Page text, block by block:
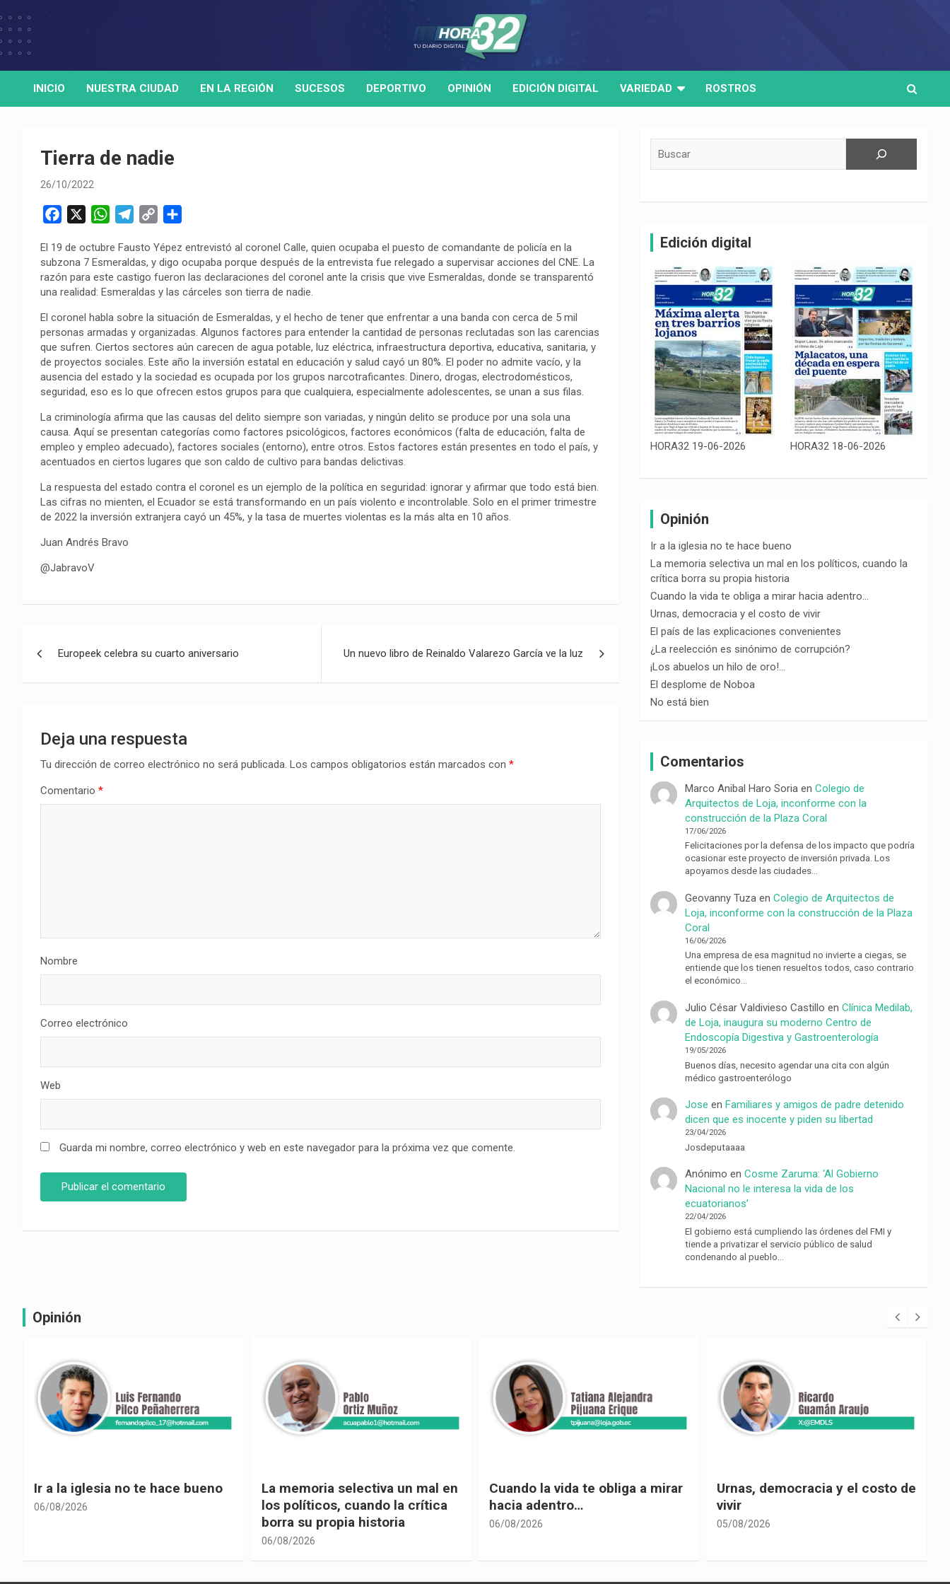
to
HORA32
Medio de comunicación digital
INICIO NUESTRA CIUDAD EN LA REGIÓN SUCESOS DEPORTIVO OPINIÓN EDICIÓN DIGITAL VARIEDAD ROSTROS
Tierra de nadie
26/10/2022
c
e
b
o
k
W
a
t
s
p
p
l
e
g
a
m
p
y
L
n
k
m
p
a
t
i
r
El 19 de octubre Fausto Yépez entrevistó al coronel Calle, quien ocupaba el puesto de comandante de policía en la
subzona 7 Esmeraldas, y digo ocupaba porque después de la entrevista fue relegado a supervisar acciones del CNE. La
razón para este castigo fueron las declaraciones del coronel ante la crisis que vive Esmeraldas, donde se transparentó
una realidad: Esmeraldas y las cárceles son tierra de nadie.
El coronel habla sobre la situación de Esmeraldas, y el hecho de tener que enfrentar a una banda con cerca de 5 mil
personas armadas y organizadas. Algunos factores para entender la cantidad de personas reclutadas son las carencias
que sufren. Ciertos sectores aún carecen de agua potable, luz eléctrica, infraestructura deportiva, educativa, sanitaria, y
de proyectos sociales. Este año la inversión estatal en educación y salud cayó un 80%. El poder no admite vacío, y la
ausencia del estado y la sociedad es ocupada por los grupos narcotraficantes. Dinero, drogas, electrodomésticos,
seguridad, eso es lo que ofrecen estos grupos para que cualquiera, especialmente adolescentes, se unan a sus filas.
La criminología afirma que las causas del delito siempre son variadas, y ningún delito se produce por una sola una
causa. Aquí se presentan categorías como factores psicológicos, factores económicos (falta de educación, falta de
empleo y empleo adecuado), factores sociales (entorno), entre otros. Estos factores están presentes en todo el país, y
acentuados en ciertos lugares que son caldo de cultivo para bandas delictivas.
La respuesta del estado contra el coronel es un ejemplo de la política en seguridad: ignorar y afirmar que todo está bien.
Las cifras no mienten, el Ecuador se está transformando en un país violento e incontrolable. Solo en el primer trimestre
de 2022 la inversión extranjera cayó un 45%, y la tasa de muertes violentas es la más alta en 10 años.
Juan Andrés Bravo
@JabravoV
Europeek celebra su cuarto aniversario Un nuevo libro de Reinaldo Valarezo García ve la luz
Deja una respuesta
Tu dirección de correo electrónico no será publicada. Los campos obligatorios están marcados con *
Comentario *
Nombre
Correo electrónico
Web
Guarda mi nombre, correo electrónico y web en este navegador para la próxima vez que comente.
Edición digital
HORA32 19-06-2026 HORA32 18-06-2026
Opinión
Ir a la iglesia no te hace bueno
La memoria selectiva un mal en los políticos, cuando la
crítica borra su propia historia
Cuando la vida te obliga a mirar hacia adentro…
Urnas, democracia y el costo de vivir
El país de las explicaciones convenientes
¿La reelección es sinónimo de corrupción?
¡Los abuelos un hilo de oro!…
El desplome de Noboa
No está bien
Comentarios
Marco Anibal Haro Soria enColegio de
Arquitectos de Loja, inconforme con la
construcción de la Plaza Coral
17/06/2026
Felicitaciones por la defensa de los impacto que podría
ocasionar este proyecto de inversión privada. Los
apoyamos desde las ciudades…
Geovanny Tuza enColegio de Arquitectos de
Loja, inconforme con la construcción de la Plaza
Coral
16/06/2026
Una empresa de esa magnitud no invierte a ciegas, se
entiende que los tienen resueltos todos, caso contrario
el económico…
Julio César Valdivieso Castillo enClínica Medilab,
de Loja, inaugura su moderno Centro de
Endoscopía Digestiva y Gastroenterología
19/05/2026
Buenos días, necesito agendar una cita con algún
médico gastroenterólogo
Jose enFamiliares y amigos de padre detenido
dicen que es inocente y piden su libertad
23/04/2026
Josdeputaaaa
Anónimo enCosme Zaruma: ‘Al Gobierno
Nacional no le interesa la vida de los
ecuatorianos’
22/04/2026
El gobierno está cumpliendo las órdenes del FMI y
tiende a privatizar el servicio público de salud
condenando al pueblo…
Opinión
La memoria selectiva un mal en
los políticos, cuando la crítica
Cuando la vida te obliga a mirar
hacia adentro…
06/08/2026
Urnas, democracia y el costo de
vivir
05/08/2026
El país de las explicaciones
convenientes
05/08/2026